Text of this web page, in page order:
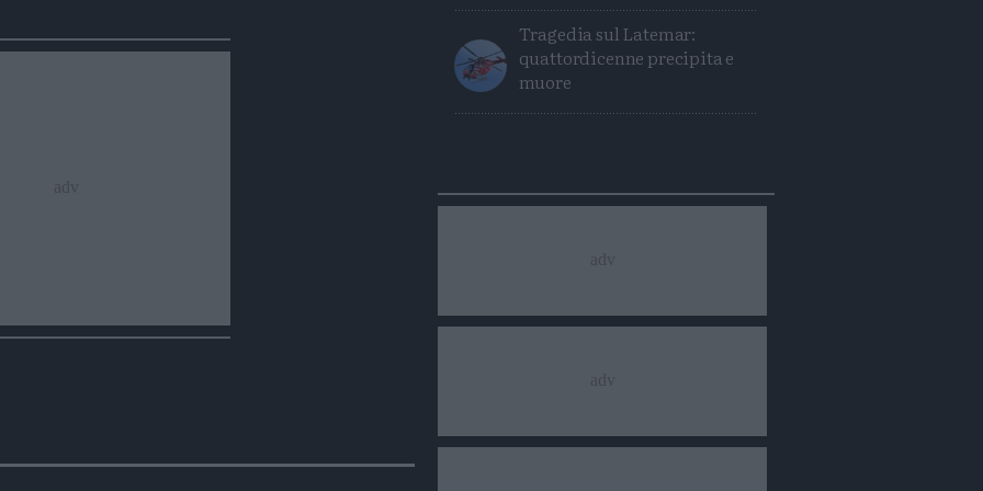
Tragedia sul Latemar:
quattordicenne precipita e
muore